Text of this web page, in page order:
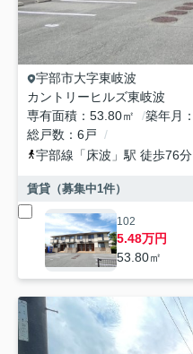
宇部市大字東岐波
カントリーヒルズ東岐波
専有面積
53.80㎡ 築年月
総戸数
6戸
宇部線 「 床波 」駅 徒歩76分
賃貸（募集中1件）
102
5.48万円
53.80㎡